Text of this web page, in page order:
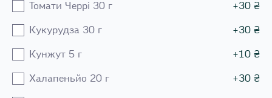
Томати Черрі 30 г +30 ₴
Кукурудза 30 г +30 ₴
Кунжут 5 г +10 ₴
Халапеньйо 20 г +30 ₴